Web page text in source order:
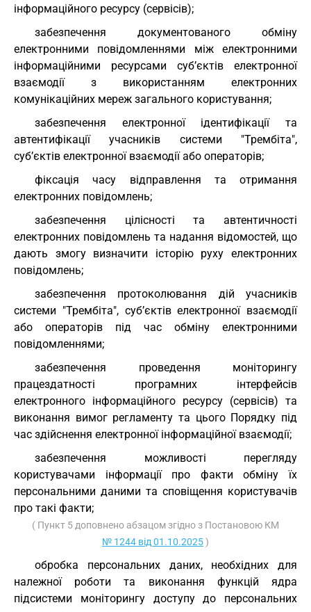
інформаційного ресурсу (сервісів);
забезпечення документованого обміну
електронними повідомленнями між електронними
інформаційними ресурсами суб’єктів електронної
взаємодії з використанням електронних
комунікаційних мереж загального користування;
забезпечення електронної ідентифікації та
автентифікації учасників системи "Трембіта",
суб’єктів електронної взаємодії або операторів;
фіксація часу відправлення та отримання
електронних повідомлень;
забезпечення цілісності та автентичності
електронних повідомлень та надання відомостей, що
дають змогу визначити історію руху електронних
повідомлень;
забезпечення протоколювання дій учасників
системи "Трембіта", суб’єктів електронної взаємодії
або операторів під час обміну електронними
повідомленнями;
забезпечення проведення моніторингу
працездатності програмних інтерфейсів
електронного інформаційного ресурсу (сервісів) та
виконання вимог регламенту та цього Порядку під
час здійснення електронної інформаційної взаємодії;
забезпечення можливості перегляду
користувачами інформації про факти обміну їх
персональними даними та сповіщення користувачів
про такі факти;
( Пункт 5 доповнено абзацом згідно з Постановою КМ
№ 1244 від 01.10.2025)
обробка персональних даних, необхідних для
належної роботи та виконання функцій ядра
підсистеми моніторингу доступу до персональних